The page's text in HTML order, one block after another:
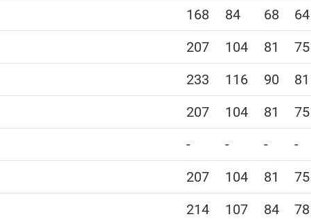
168 84 68
64
207 104 81
75
233 116 90
81
207 104 81
75
- - -
-
207 104 81
75
214 107 84
78